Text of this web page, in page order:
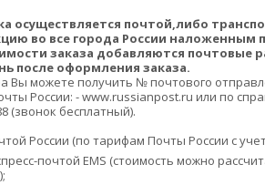
осуществляется почтой,либо
во все города России наложенным
заказа добавляются почтовые
после оформления заказа.
Вы можете получить № почтового
России: - www.russianpost.ru или по
(звонок бесплатный).
России (по тарифам Почты России с
почтой EMS (стоимость можно